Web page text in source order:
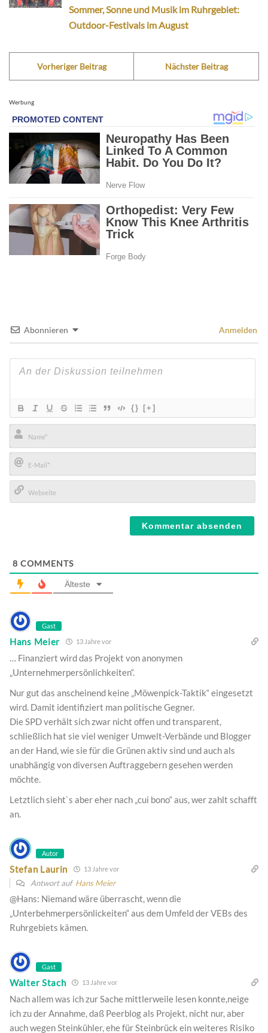
Sommer, Sonne und Musik im Ruhrgebiet:
Outdoor-Festivals im August
Vorheriger Beitrag Nächster Beitrag
Werbung
Abonnieren Anmelden
{} [+]
Name*
E-
Mail*
8 COMMENTS
Älteste
Gast
Hans Meier 13 Jahre vor
… Finanziert wird das Projekt von anonymen
„Unternehmerpersönlichkeiten“.
Nur gut das anscheinend keine „Möwenpick-Taktik“ eingesetzt
wird. Damit identifiziert man politische Gegner.
Die SPD verhält sich zwar nicht offen und transparent,
schließlich hat sie viel weniger Umwelt-Verbände und Blogger
an der Hand, wie sie für die Grünen aktiv sind und auch als
unabhängig von diversen Auftraggebern gesehen werden
möchte.
Letztlich sieht`s aber eher nach „cui bono“ aus, wer zahlt schafft
an.
Autor
Stefan Laurin 13 Jahre vor
Antwort auf Hans Meier
@Hans: Niemand wäre überrascht, wenn die
„Unterbehmerpersönlickeiten“ aus dem Umfeld der VEBs des
Ruhrgebiets kämen.
Gast
Walter Stach 13 Jahre vor
Nach allem was ich zur Sache mittlerweile lesen konnte,neige
ich zu der Annahme, daß Peerblog als Projekt, nicht nur, aber
auch wegen Steinkühler, ehe für Steinbrück ein weiteres Risiko